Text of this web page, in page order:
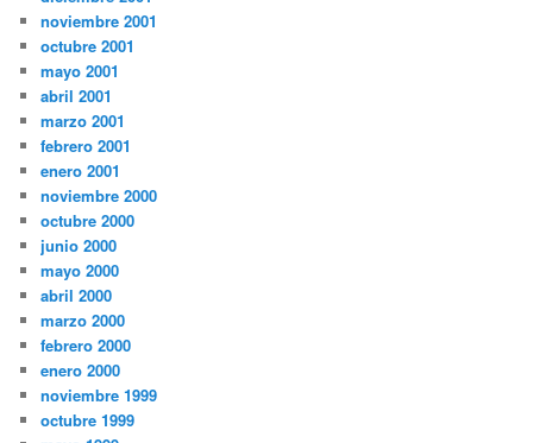
noviembre 2001
octubre 2001
mayo 2001
abril 2001
marzo 2001
febrero 2001
enero 2001
noviembre 2000
octubre 2000
junio 2000
mayo 2000
abril 2000
marzo 2000
febrero 2000
enero 2000
noviembre 1999
octubre 1999